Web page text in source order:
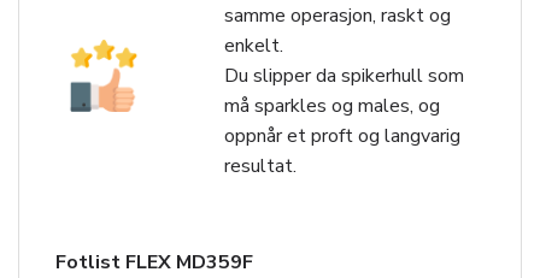
samme operasjon, raskt og
enkelt.
Du slipper da spikerhull som
må sparkles og males, og
oppnår et proft og langvarig
resultat.
Fotlist FLEX MD359F